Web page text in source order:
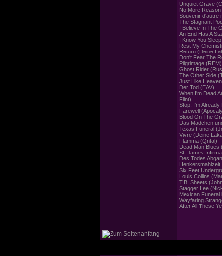
Unquiet Grave
No More
Souvenir d'autre
The Stagnant
I Believe In The
An End Has A
I Know You
Rest My
Return (Deine
Don't Fear The
Pilgrimage (REM)
Ghost Rider
The Other Side
Just Like
Der Tod (EAV)
When I'm Dead
Flint)
Stop, I'm Already
Farewell
Blood On The
Das Mädchen
Texas Funeral
Vivre (Deine
Flamma (Qntal)
Dead Man Blues
St. James
Des Todes
Henkersmahlzeit
Six Feet
Louis Collins
T.B. Sheets
Stagger Lee
Mexican Funeral
Wayfaring
After All These